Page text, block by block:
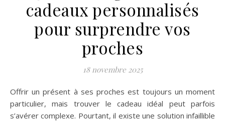
cadeaux personnalisés
pour surprendre vos
proches
18 novembre 2025
Offrir un présent à ses proches est toujours un moment
particulier, mais trouver le cadeau idéal peut parfois
s’avérer complexe. Pourtant, il existe une solution infaillible